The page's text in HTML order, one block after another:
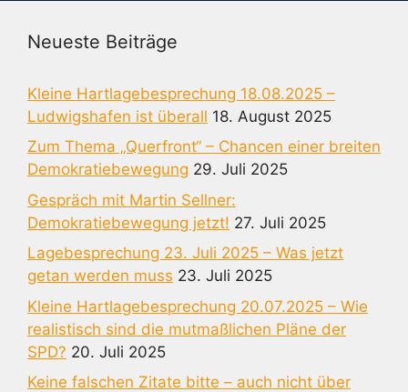
Neueste Beiträge
Kleine Hartlagebesprechung 18.08.2025 –
Ludwigshafen ist überall 18. August 2025
Zum Thema „Querfront“ – Chancen einer breiten
Demokratiebewegung 29. Juli 2025
Gespräch mit Martin Sellner:
Demokratiebewegung jetzt! 27. Juli 2025
Lagebesprechung 23. Juli 2025 – Was jetzt
getan werden muss 23. Juli 2025
Kleine Hartlagebesprechung 20.07.2025 – Wie
realistisch sind die mutmaßlichen Pläne der
SPD? 20. Juli 2025
Keine falschen Zitate bitte – auch nicht über